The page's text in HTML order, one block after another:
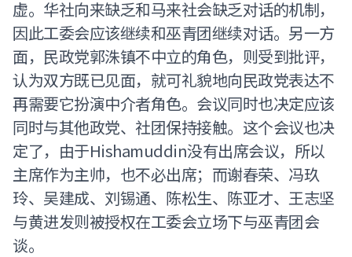
虚。华社向来缺乏和马来社会缺乏对话的机制，
因此工委会应该继续和巫青团继续对话。另一方
面，民政党郭洙镇不中立的角色，则受到批评，
认为双方既已见面，就可礼貌地向民政党表达不
再需要它扮演中介者角色。会议同时也决定应该
同时与其他政党、社团保持接触。这个会议也决
定了，由于Hishamuddin没有出席会议，所以
主席作为主帅，也不必出席；而谢春荣、冯玖
玲、吴建成、刘锡通、陈松生、陈亚才、王志坚
与黄进发则被授权在工委会立场下与巫青团会
谈。